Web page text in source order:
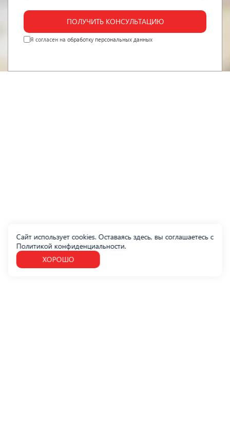
ПОЛУЧИТЬ КОНСУЛЬТАЦИЮ
Я согласен на обработку персональных данных
Сайт использует cookies. Оставаясь здесь, вы соглашаетесь с
Политикой конфиденциальности.
ХОРОШО